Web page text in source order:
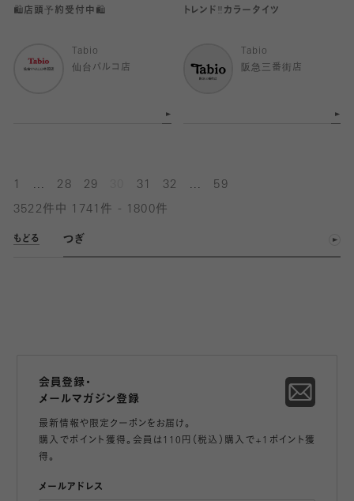
🛍店頭予約受付中🛍
Tabio
仙台パルコ店
トレンド‼︎カラータイツ
Tabio
阪急三番街店
28 29 31 32 59
3522件中 1741件 - 1800件
もどる つぎ
会員登録・
メールマガジン登録
最新情報や限定クーポンをお届け。
購入でポイント獲得。会員は110円（税込）購入で+1ポイント獲
得。
メールアドレス